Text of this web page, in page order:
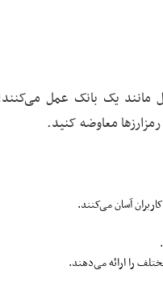
مانند یک بانک عمل
معاوضه کنید.
آسان می‌کنند.
را ارائه می‌دهند.